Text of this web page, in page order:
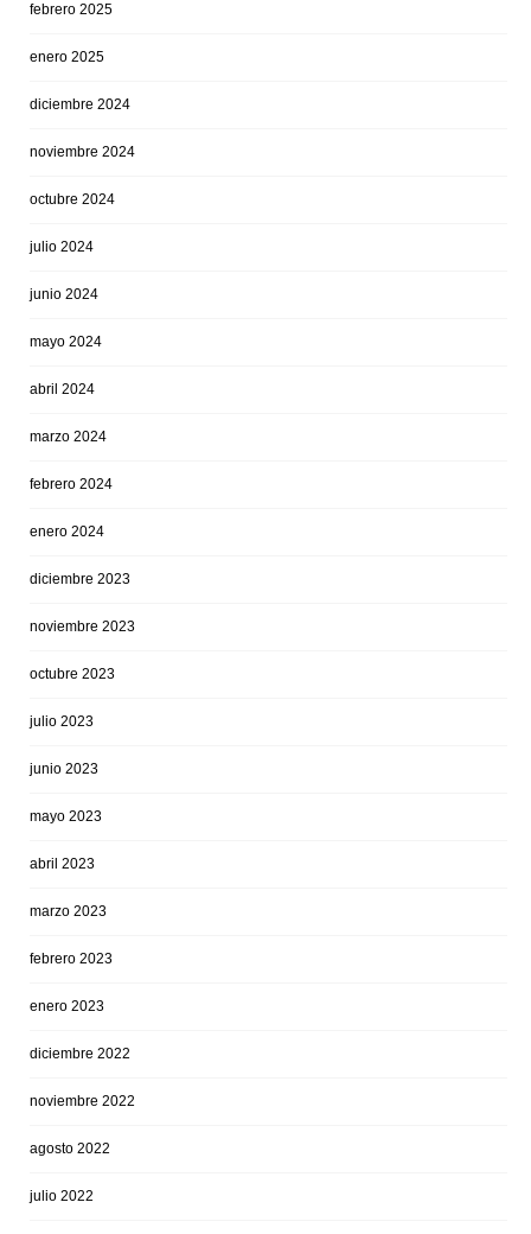
febrero 2025
enero 2025
diciembre 2024
noviembre 2024
octubre 2024
julio 2024
junio 2024
mayo 2024
abril 2024
marzo 2024
febrero 2024
enero 2024
diciembre 2023
noviembre 2023
octubre 2023
julio 2023
junio 2023
mayo 2023
abril 2023
marzo 2023
febrero 2023
enero 2023
diciembre 2022
noviembre 2022
agosto 2022
julio 2022